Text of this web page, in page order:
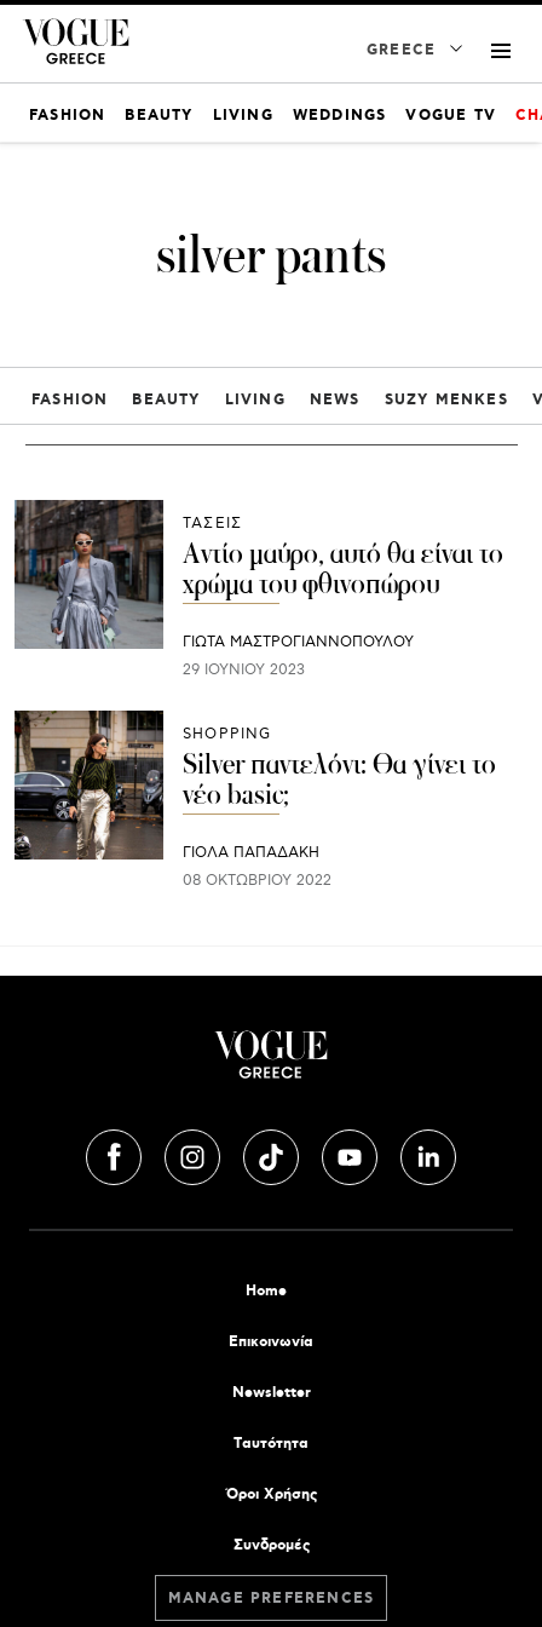
GREECE
FASHION BEAUTY LIVING WEDDINGS VOGUE TV
silver pants
FASHION BEAUTY LIVING NEWS SUZY MENKES
ΤΑΣΕΙΣ
Αντίο μαύρο, αυτό θα είναι το
χρώμα του φθινοπώρου
ΓΙΩΤΑ ΜΑΣΤΡΟΓΙΑΝΝΟΠΟΥΛΟΥ
29 ΙΟΥΝΊΟΥ 2023
SHOPPING
Silver παντελόνι: Θα γίνει το
νέο basic;
ΓΙΌΛΑ ΠΑΠΑΔΆΚΗ
08 ΟΚΤΩΒΡΊΟΥ 2022
Home
Επικοινωνία
Newsletter
Tαυτότητα
Όροι Χρήσης
Συνδρομές
MANAGE PREFERENCES